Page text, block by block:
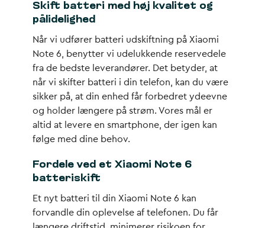
Skift batteri med høj kvalitet og
pålidelighed
Når vi udfører batteri udskiftning på Xiaomi
Note 6, benytter vi udelukkende reservedele
fra de bedste leverandører. Det betyder, at
når vi skifter batteri i din telefon, kan du være
sikker på, at din enhed får forbedret ydeevne
og holder længere på strøm. Vores mål er
altid at levere en smartphone, der igen kan
følge med dine behov.
Fordele ved et Xiaomi Note 6
batteriskift
Et nyt batteri til din Xiaomi Note 6 kan
forvandle din oplevelse af telefonen. Du får